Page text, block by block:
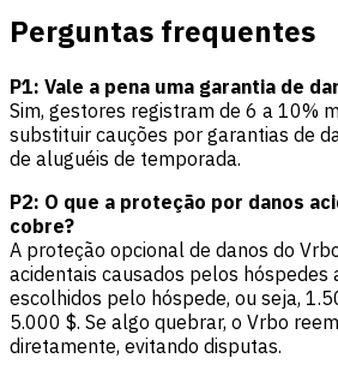
Perguntas frequentes
P1: Vale a pena uma garantia de
Sim, gestores registram de 6 a 10%
substituir cauções por garantias de
de aluguéis de temporada.
P2: O que a proteção por danos
cobre?
A proteção opcional de danos do
acidentais causados pelos hóspedes
escolhidos pelo hóspede, ou seja,
5.000 $. Se algo quebrar, o Vrbo
diretamente, evitando disputas.